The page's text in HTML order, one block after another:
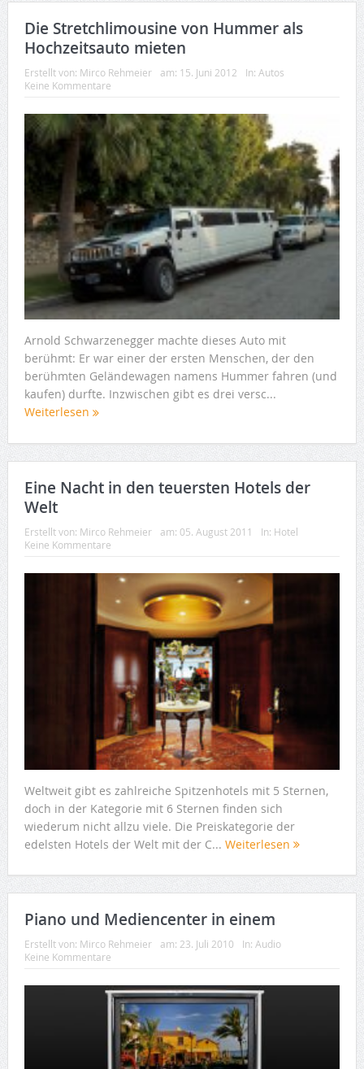
Die Stretchlimousine von Hummer als
Hochzeitsauto mieten
Erstellt von: Mirco Rehmeier am: 15. Juni 2012 In: Autos
Keine Kommentare
Arnold Schwarzenegger machte dieses Auto mit
berühmt: Er war einer der ersten Menschen, der den
berühmten Geländewagen namens Hummer fahren (und
kaufen) durfte. Inzwischen gibt es drei versc...
Weiterlesen
Eine Nacht in den teuersten Hotels der
Welt
Erstellt von: Mirco Rehmeier am: 05. August 2011 In: Hotel
Keine Kommentare
Weltweit gibt es zahlreiche Spitzenhotels mit 5 Sternen,
doch in der Kategorie mit 6 Sternen finden sich
wiederum nicht allzu viele. Die Preiskategorie der
edelsten Hotels der Welt mit der C... Weiterlesen
Piano und Mediencenter in einem
Erstellt von: Mirco Rehmeier am: 23. Juli 2010 In: Audio
Keine Kommentare